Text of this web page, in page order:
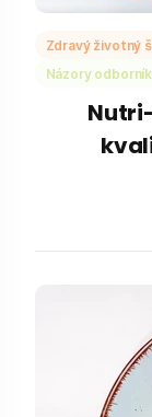
Zdravý životný
Názory